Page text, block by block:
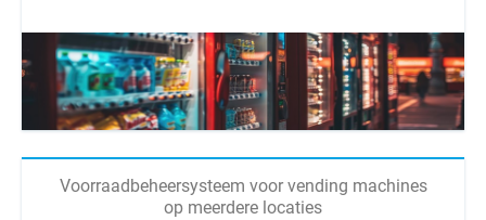
Voorraadbeheersysteem voor vending machines
op meerdere locaties